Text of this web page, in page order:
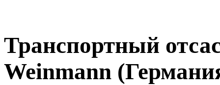
Транспортный
Weinmann